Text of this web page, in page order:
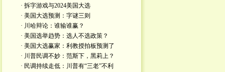
· 拆字游戏与2024美国大选
· 美国大选预测：字谜三则
· 川哈辩论：谁输谁赢？
· 美国选举趋势：选人不选政策？
· 美国大选赢家：利教授拍板预测了
· 川普民调不妙：范斯下，黑莉上？
· 民调持续走低：川普有“三老”不利